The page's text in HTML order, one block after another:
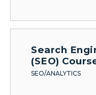
Search
(SEO)
SEO/ANALYTICS